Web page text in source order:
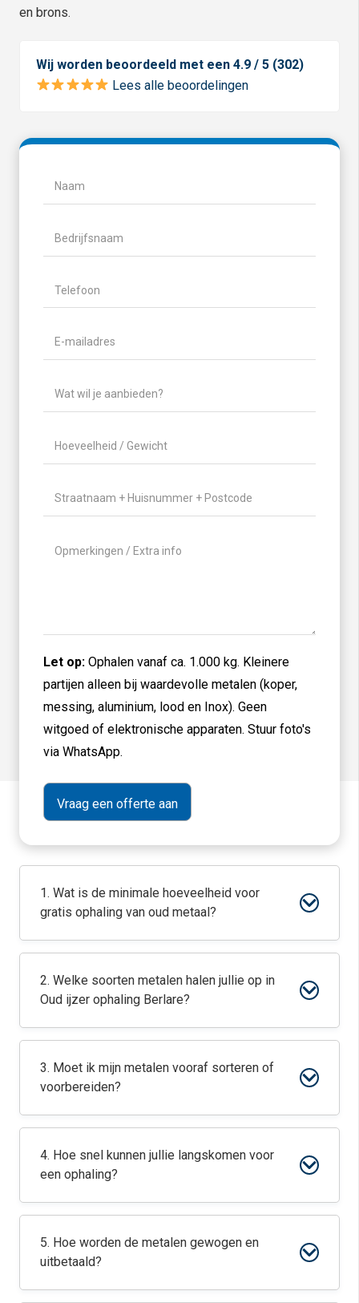
en brons.
Wij worden beoordeeld met een 4.9 / 5 (302)
Lees alle beoordelingen
Naam
Bedrijfsnaam
Telefoon
mailadres(Vereist)
Wat
wil
aanbieden?
Hoeveelheid
/
Locatie(Vereist)
Let op: Ophalen vanaf ca. 1.000 kg. Kleinere
partijen alleen bij waardevolle metalen (koper,
messing, aluminium, lood en Inox). Geen
witgoed of elektronische apparaten. Stuur foto's
via WhatsApp.
1. Wat is de minimale hoeveelheid voor
gratis ophaling van oud metaal?
2. Welke soorten metalen halen jullie op in
Oud ijzer ophaling Berlare?
3. Moet ik mijn metalen vooraf sorteren of
voorbereiden?
4. Hoe snel kunnen jullie langskomen voor
een ophaling?
5. Hoe worden de metalen gewogen en
uitbetaald?